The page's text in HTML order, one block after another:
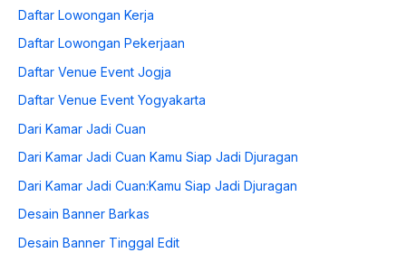
Daftar Lowongan Kerja
Daftar Lowongan Pekerjaan
Daftar Venue Event Jogja
Daftar Venue Event Yogyakarta
Dari Kamar Jadi Cuan
Dari Kamar Jadi Cuan Kamu Siap Jadi Djuragan
Dari Kamar Jadi Cuan:Kamu Siap Jadi Djuragan
Desain Banner Barkas
Desain Banner Tinggal Edit